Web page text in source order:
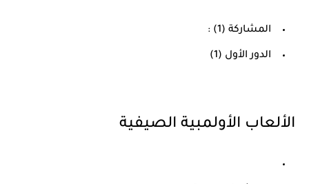
المشاركة (1) :
الدور الأول (1)
الألعاب الأولمبية الصيفية